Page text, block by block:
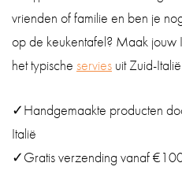
vrienden of familie en ben je
op de keukentafel? Maak jouw
het typische servies uit Zuid-
✓Handgemaakte producten
Italië
✓Gratis verzending vanaf